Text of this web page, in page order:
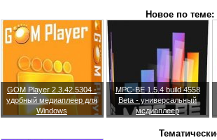
Новое по
GOM Player 2.3.42.5304 -
удобный медиаплеер для
Windows
MPC-BE 1.5.4 build 4558
Beta - универсальный
медиаплеер